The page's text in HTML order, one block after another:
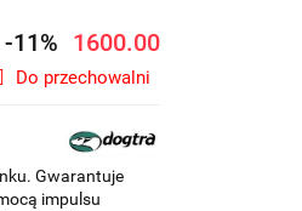
-11% 1600.00
Do przechowalni
Gwarantuje
impulsu